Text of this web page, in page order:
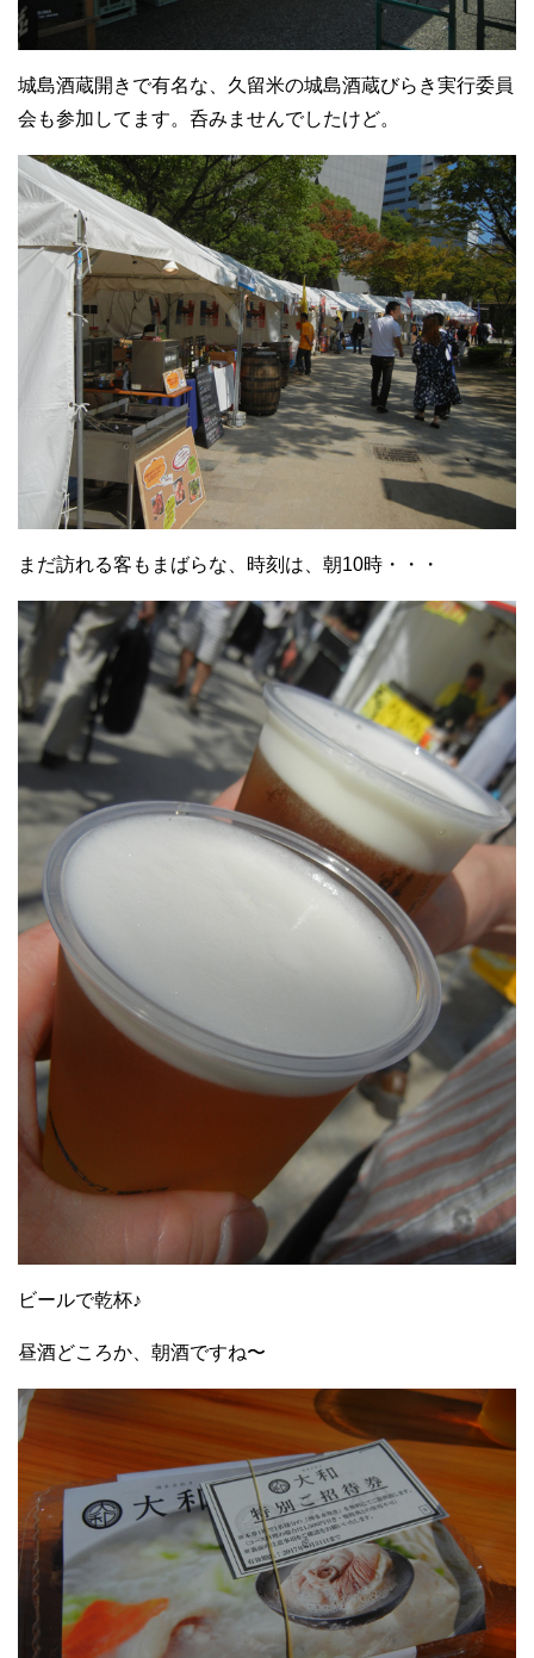
城島酒蔵開きで有名な、久留米の城島酒蔵びらき実行委員
会も参加してます。呑みませんでしたけど。
まだ訪れる客もまばらな、時刻は、朝10時・・・
ビールで乾杯♪
昼酒どころか、朝酒ですね〜